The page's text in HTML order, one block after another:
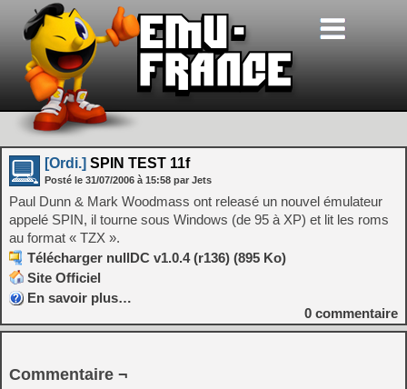
[Ordi.] SPIN TEST 11f
Posté le 31/07/2006 à 15:58 par Jets
Paul Dunn & Mark Woodmass ont releasé un nouvel émulateur
appelé SPIN, il tourne sous Windows (de 95 à XP) et lit les roms
au format « TZX ».
Télécharger nullDC v1.0.4 (r136) (895 Ko)
Site Officiel
En savoir plus…
0 commentaire
Commentaire ¬